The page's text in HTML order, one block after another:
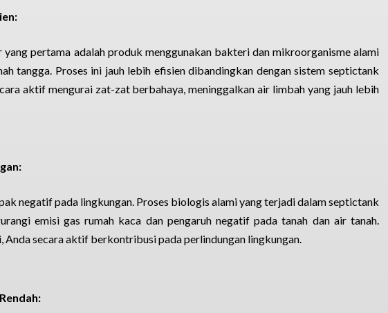
pertama adalah produk menggunakan bakteri dan mikroorganisme alami
tangga. Proses ini jauh lebih efisien dibandingkan dengan sistem septictank
aktif mengurai zat-zat berbahaya, meninggalkan air limbah yang jauh lebih
negatif pada lingkungan. Proses biologis alami yang terjadi dalam septictank
emisi gas rumah kaca dan pengaruh negatif pada tanah dan air tanah.
Anda secara aktif berkontribusi pada perlindungan lingkungan.